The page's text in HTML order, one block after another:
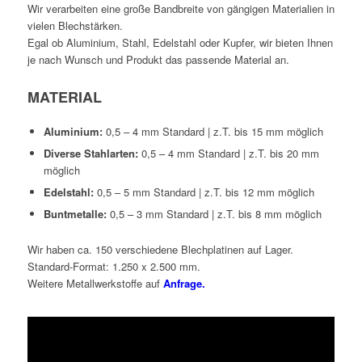
Wir verarbeiten eine große Bandbreite von gängigen Materialien in
vielen Blechstärken.
Egal ob Aluminium, Stahl, Edelstahl oder Kupfer, wir bieten Ihnen
je nach Wunsch und Produkt das passende Material an.
MATERIAL
Aluminium:0,5 – 4 mm Standard | z.T. bis 15 mm möglich
Diverse Stahlarten:0,5 – 4 mm Standard | z.T. bis 20 mm
möglich
Edelstahl:0,5 – 5 mm Standard | z.T. bis 12 mm möglich
Buntmetalle:0,5 – 3 mm Standard | z.T. bis 8 mm möglich
Wir haben ca. 150 verschiedene Blechplatinen auf Lager.
Standard-Format: 1.250 x 2.500 mm.
Weitere Metallwerkstoffe auf Anfrage.